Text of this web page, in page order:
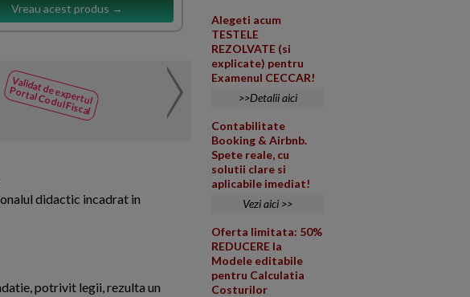
Vreau acest produs →
Validat de expertul
Portal Codul Fiscal
NOUTATI
din Codul
Lichidare societate.
didactic incadrat in
potrivit legii, rezulta un
Alegeti acum
TESTELE
REZOLVATE (si
explicate) pentru
Examenul CECCAR!
>>Detalii aici
Contabilitate
Booking & Airbnb.
Spete reale, cu
solutii clare si
aplicabile imediat!
Vezi aici >>
Oferta limitata: 50%
REDUCERE la
Modele editabile
pentru Calculatia
Costurilor